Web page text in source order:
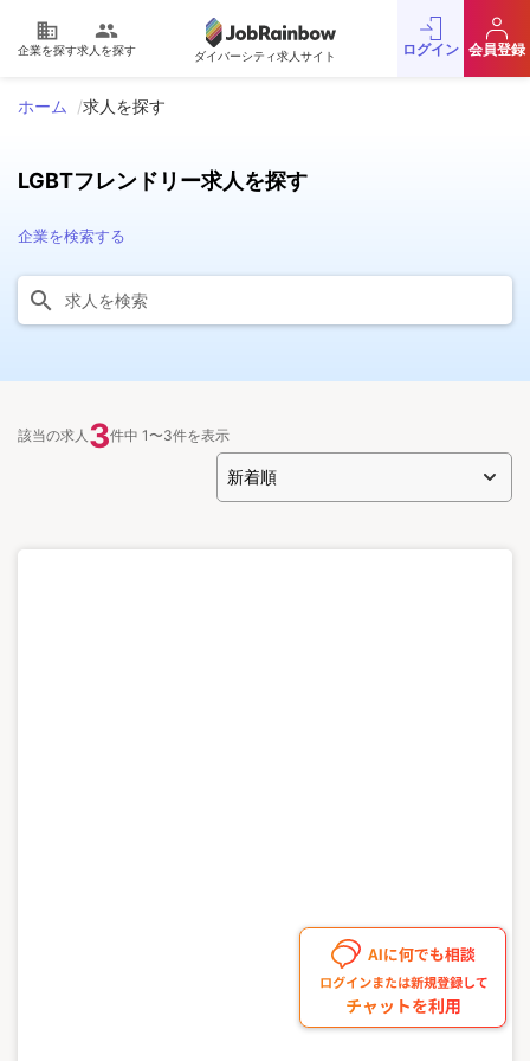
domain
企業を探す
people
求人を探す ダイバーシティ求人サイト ログイン 会員登録
ホーム 求人を探す
LGBTフレンドリー求人を探す
企業を検索する
該当の求人 3件中 1〜3件を表示